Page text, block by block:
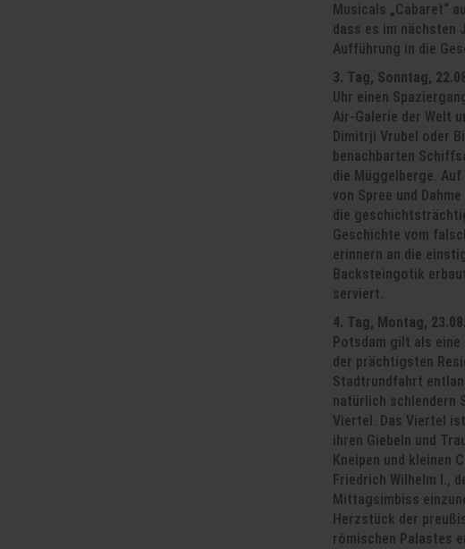
Musicals „Cabaret“
dass es im nächsten
Aufführung in die
3. Tag, Sonntag,
Uhr einen
Air-Galerie der Welt
Dimitrji Vrubel oder
benachbarten
die Müggelberge.
von Spree und
die
Geschichte vom
erinnern an die
Backsteingotik
serviert.
4. Tag, Montag,
Potsdam gilt als eine
der prächtigsten
Stadtrundfahrt
natürlich schlendern
Viertel. Das Viertel
ihren Giebeln und
Kneipen und kleinen
Friedrich Wilhelm I.,
Mittagsimbiss
Herzstück der
römischen Palastes